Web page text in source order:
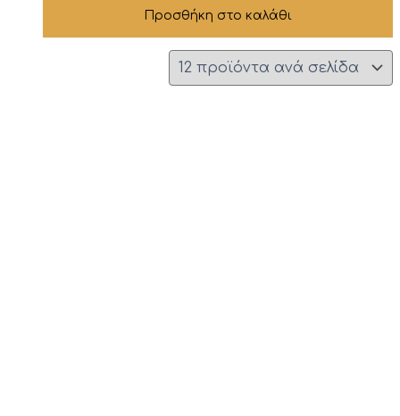
Προσθήκη στο καλάθι